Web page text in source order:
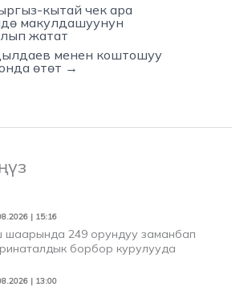
кытай чек ара
макулдашуунун
жатат
менен коштошуу
өтөт →
| 15:16
шаарында 249 орундуу заманбап
борбор курулууда
| 13:00